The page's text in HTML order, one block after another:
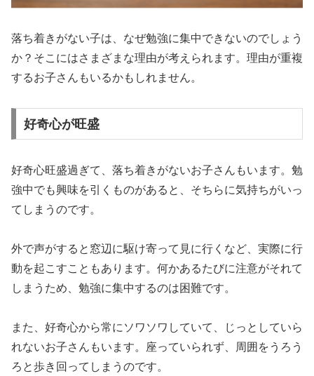
落ち着きがない子は、なぜ勉強に集中できないのでしょう
か？そこにはさまざまな理由が考えられます。理由が重複
するお子さんもいるかもしれません。
好奇心が旺盛
好奇心旺盛過ぎて、落ち着きがないお子さんもいます。勉
強中でも興味を引くものがあると、そちらに気持ちがいっ
てしまうのです。
外で声がすると窓辺に駆け寄って見に行くなど、実際に行
動を起こすこともあります。何かあるたびに注意がそれて
しまうため、勉強に集中するのは困難です。
また、好奇心から常にソワソワしていて、じっとしていら
れないお子さんもいます。座っていられず、周囲をうろう
ろと歩き回ってしまうのです。